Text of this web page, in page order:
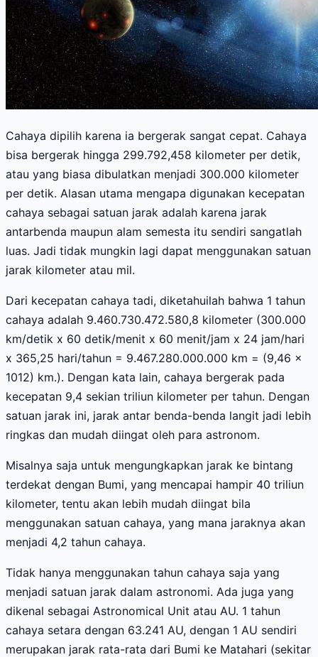
Cahaya dipilih karena ia bergerak sangat cepat. Cahaya
bisa bergerak hingga 299.792,458 kilometer per detik,
atau yang biasa dibulatkan menjadi 300.000 kilometer
per detik. Alasan utama mengapa digunakan kecepatan
cahaya sebagai satuan jarak adalah karena jarak
antarbenda maupun alam semesta itu sendiri sangatlah
luas. Jadi tidak mungkin lagi dapat menggunakan satuan
jarak kilometer atau mil.
Dari kecepatan cahaya tadi, diketahuilah bahwa 1 tahun
cahaya adalah 9.460.730.472.580,8 kilometer (300.000
km/detik x 60 detik/menit x 60 menit/jam x 24 jam/hari
x 365,25 hari/tahun = 9.467.280.000.000 km = (9,46 x
1012) km.). Dengan kata lain, cahaya bergerak pada
kecepatan 9,4 sekian triliun kilometer per tahun. Dengan
satuan jarak ini, jarak antar benda-benda langit jadi lebih
ringkas dan mudah diingat oleh para astronom.
Misalnya saja untuk mengungkapkan jarak ke bintang
terdekat dengan Bumi, yang mencapai hampir 40 triliun
kilometer, tentu akan lebih mudah diingat bila
menggunakan satuan cahaya, yang mana jaraknya akan
menjadi 4,2 tahun cahaya.
Tidak hanya menggunakan tahun cahaya saja yang
menjadi satuan jarak dalam astronomi. Ada juga yang
dikenal sebagai Astronomical Unit atau AU. 1 tahun
cahaya setara dengan 63.241 AU, dengan 1 AU sendiri
merupakan jarak rata-rata dari Bumi ke Matahari (sekitar